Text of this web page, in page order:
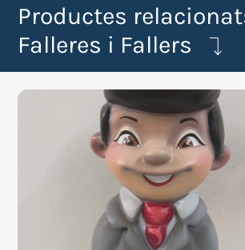
Productes
Falleres i Fallers